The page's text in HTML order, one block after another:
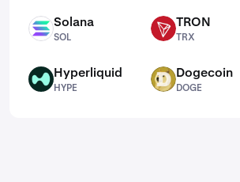
SOL Solana
SOL
TRX TRON
TRX
HYPE Hyperliquid
HYPE
DOGE Dogecoin
DOGE